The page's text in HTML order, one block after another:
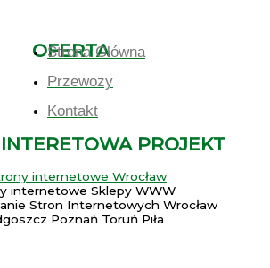
OFERTA
Strona Główna
Przewozy
Kontakt
PROJEKT
internetowe Sklepy WWW
Stron Internetowych Wrocław
Poznań Toruń Piła